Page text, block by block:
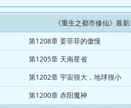
《重生之都市修仙》最
第1208章 姜菲菲的傲慢
第1205章 天南星省
第1202章 宇宙很大，地球很小
第1200章 赤阳魔神